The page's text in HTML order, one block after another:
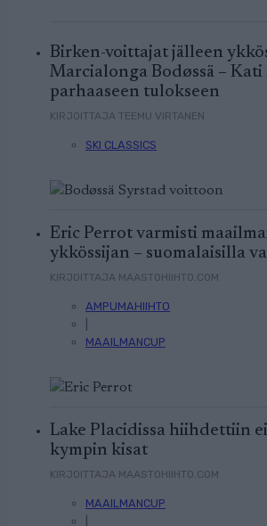
Birken-voittajat jälleen
Marcialonga Bodøssä – Kati
parhaaseen tulokseen
KIRJOITTAJA TEEMU VIRTANEN
SKI CLASSICS
Eric Perrot varmisti
ykkössijan – suomalaisilla
KIRJOITTAJA MAASTOHIIHTO.COM
AMPUMAHIIHTO
MAAILMANCUP
Lake Placidissa hiihdettiin
kympin kisat
KIRJOITTAJA MAASTOHIIHTO.COM
MAAILMANCUP